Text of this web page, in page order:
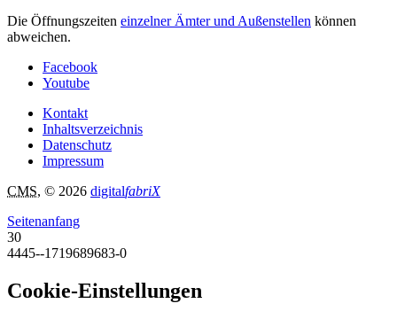
Die Öffnungszeiten einzelner Ämter und Außenstellen können
abweichen.
Facebook
Youtube
Kontakt
Inhaltsverzeichnis
Datenschutz
Impressum
CMS, © 2026 digitalfabriX
Seitenanfang
30
4445--1719689683-0
Cookie-Einstellungen